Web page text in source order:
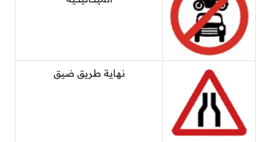
نهاية طريق ضيق